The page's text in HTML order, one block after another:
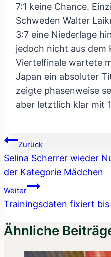
7:1 keine Chance.
Schweden Walter
3:7 eine Niederlage
jedoch nicht aus dem
Viertelfinale wartete
Japan ein absoluter
zeigte phasenweise
aber letztlich klar mit
Zurück
Selina Scherrer wieder
der Kategorie Mädchen
Weiter
Trainingsdaten fixiert
Ähnliche